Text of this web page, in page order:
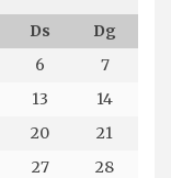
Ds
Dg
6
7
13
14
20
21
27
28